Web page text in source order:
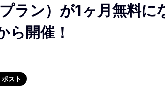
ラン）が1ヶ月無料に
ら開催！
ポスト